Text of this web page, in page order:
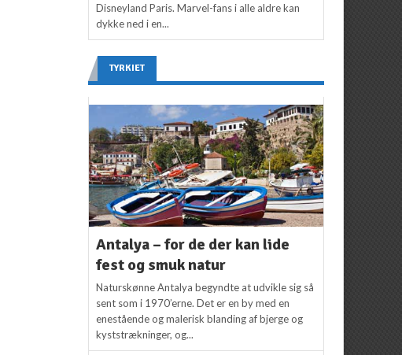
Disneyland Paris. Marvel-fans i alle aldre kan
dykke ned i en...
TYRKIET
Antalya – for de der kan lide
fest og smuk natur
Naturskønne Antalya begyndte at udvikle sig så
sent som i 1970’erne. Det er en by med en
enestående og malerisk blanding af bjerge og
kyststrækninger, og...